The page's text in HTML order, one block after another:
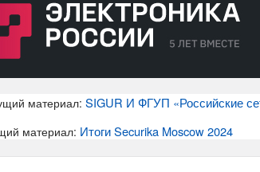
материал: SIGUR И ФГУП «Российские
материал: Итоги Securika Moscow 2024